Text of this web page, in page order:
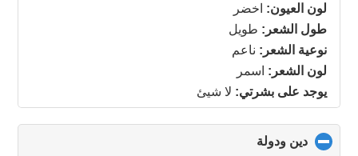
لون العيون: اخضر
طول الشعر: طويل
نوعية الشعر: ناعم
لون الشعر: اسمر
يوجد على بشرتي: لا شيئ
دين ودولة